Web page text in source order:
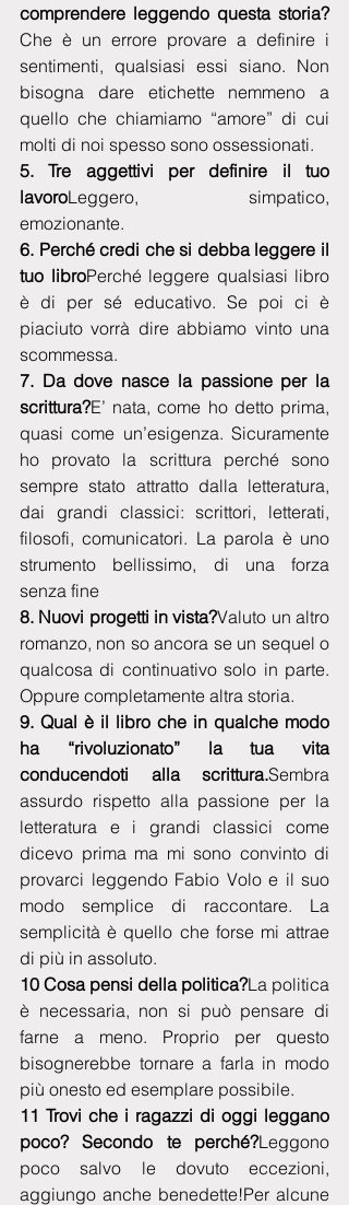
comprendere leggendo questa storia?
Che è un errore provare a definire i
sentimenti, qualsiasi essi siano. Non
bisogna dare etichette nemmeno a
quello che chiamiamo “amore” di cui
molti di noi spesso sono ossessionati.
5. Tre aggettivi per definire il tuo
lavoroLeggero, simpatico,
emozionante.
6. Perché credi che si debba leggere il
tuo libroPerché leggere qualsiasi libro
è di per sé educativo. Se poi ci è
piaciuto vorrà dire abbiamo vinto una
scommessa.
7. Da dove nasce la passione per la
scrittura?E’ nata, come ho detto prima,
quasi come un’esigenza. Sicuramente
ho provato la scrittura perché sono
sempre stato attratto dalla letteratura,
dai grandi classici: scrittori, letterati,
filosofi, comunicatori. La parola è uno
strumento bellissimo, di una forza
senza fine
8. Nuovi progetti in vista?Valuto un altro
romanzo, non so ancora se un sequel o
qualcosa di continuativo solo in parte.
Oppure completamente altra storia.
9. Qual è il libro che in qualche modo
ha “rivoluzionato” la tua vita
conducendoti alla scrittura.Sembra
assurdo rispetto alla passione per la
letteratura e i grandi classici come
dicevo prima ma mi sono convinto di
provarci leggendo Fabio Volo e il suo
modo semplice di raccontare. La
semplicità è quello che forse mi attrae
di più in assoluto.
10 Cosa pensi della politica?La politica
è necessaria, non si può pensare di
farne a meno. Proprio per questo
bisognerebbe tornare a farla in modo
più onesto ed esemplare possibile.
11 Trovi che i ragazzi di oggi leggano
poco? Secondo te perché?Leggono
poco salvo le dovuto eccezioni,
aggiungo anche benedette!Per alcune